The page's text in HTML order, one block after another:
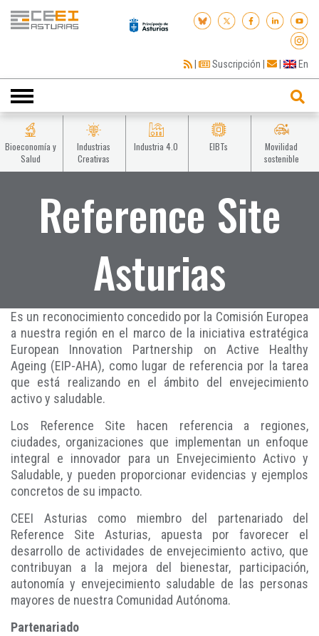
| Suscripción | | En
Toggle
navigation
Bioeconomía y
Salud
Industrias
Creativas
Industria 4.0 EIBTs
Movilidad
sostenible
Reference Site
Asturias
Es un reconocimiento concedido por la Comisión Europea
a nuestra región en el marco de la iniciativa estratégica
European Innovation Partnership on Active Healthy
Ageing (EIP-AHA), como lugar de referencia por la tarea
que está realizando en el ámbito del envejecimiento
activo y saludable.
Los Reference Site hacen referencia a regiones,
ciudades, organizaciones que implementan un enfoque
integral e innovador para un Envejecimiento Activo y
Saludable, y pueden proporcionar evidencias y ejemplos
concretos de su impacto.
CEEI Asturias como miembro del partenariado del
Reference Site Asturias, apuesta por favorecer el
desarrollo de actividades de envejecimiento activo, que
contribuyan a la mejora del bienestar, participación,
autonomía y envejecimiento saludable de las personas
mayores de nuestra Comunidad Autónoma.
Partenariado